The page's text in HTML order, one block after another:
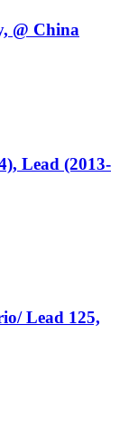
@ China
Lead (2013-
Lead 125,